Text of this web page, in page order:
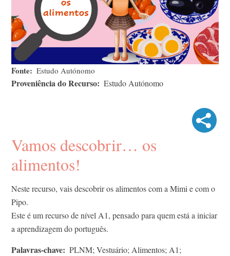
Fonte Estudo Autónomo
Proveniência do Recurso Estudo Autónomo
Vamos descobrir… os
alimentos!
Neste recurso, vais descobrir os alimentos com a Mimi e com o
Pipo.
Este é um recurso de nível A1, pensado para quem está a iniciar
a aprendizagem do português.
Palavras-chave
PLNM; Vestuário; Alimentos; A1;